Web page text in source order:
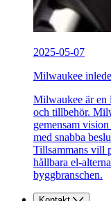
2025-05-07
Milwaukee
Milwaukee är en
och tillbehör.
gemensam
med snabba
Tillsammans vill
hållbara el-
byggbranschen.